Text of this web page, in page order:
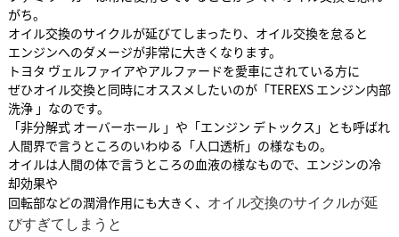
がち。
オイル交換のサイクルが延びてしまったり、オイル交換を怠ると
エンジンへのダメージが非常に大きくなります。
トヨタ ヴェルファイアやアルファードを愛車にされている方に
ぜひオイル交換と同時にオススメしたいのが「TEREXS エンジン内部
洗浄 」なのです。
「非分解式 オーバーホール 」や「エンジン デトックス」とも呼ばれ
人間界で言うところのいわゆる「人口透析」の様なもの。
オイルは人間の体で言うところの血液の様なもので、エンジンの冷
却効果や
回転部などの潤滑作用にも大きく、 オイル交換のサイクルが延
びすぎて しまうと